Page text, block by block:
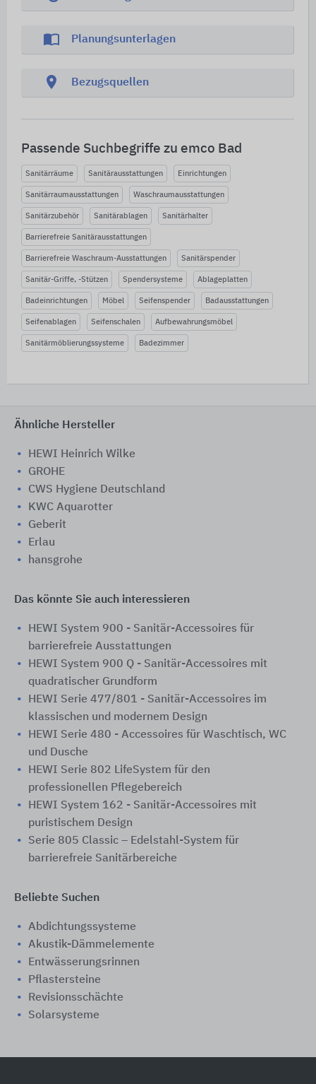
import_contacts Planungsunterlagen
location_on Bezugsquellen
Passende Suchbegriffe zu emco Bad
Sanitärräume Sanitärausstattungen Einrichtungen
Sanitärraumausstattungen Waschraumausstattungen
Sanitärzubehör Sanitärablagen Sanitärhalter
Barrierefreie Sanitärausstattungen
Barrierefreie Waschraum-Ausstattungen Sanitärspender
Sanitär-Griffe, -Stützen Spendersysteme Ablageplatten
Badeinrichtungen Möbel Seifenspender Badausstattungen
Seifenablagen Seifenschalen Aufbewahrungsmöbel
Sanitärmöblierungssysteme Badezimmer
Ähnliche Hersteller
HEWI Heinrich Wilke
GROHE
CWS Hygiene Deutschland
KWC Aquarotter
Geberit
Erlau
hansgrohe
Das könnte Sie auch interessieren
HEWI System 900 - Sanitär-Accessoires für
barrierefreie Ausstattungen
HEWI System 900 Q - Sanitär-Accessoires mit
quadratischer Grundform
HEWI Serie 477/801 - Sanitär-Accessoires im
klassischen und modernem Design
HEWI Serie 480 - Accessoires für Waschtisch, WC
und Dusche
HEWI Serie 802 LifeSystem für den ​
professionellen Pflegebereich
HEWI System 162 - Sanitär-Accessoires mit
puristischem Design
Serie 805 Classic – Edelstahl-System für
barrierefreie Sanitärbereiche
Beliebte Suchen
Abdichtungssysteme
Akustik-Dämmelemente
Entwässerungsrinnen
Pflastersteine
Revisionsschächte
Solarsysteme